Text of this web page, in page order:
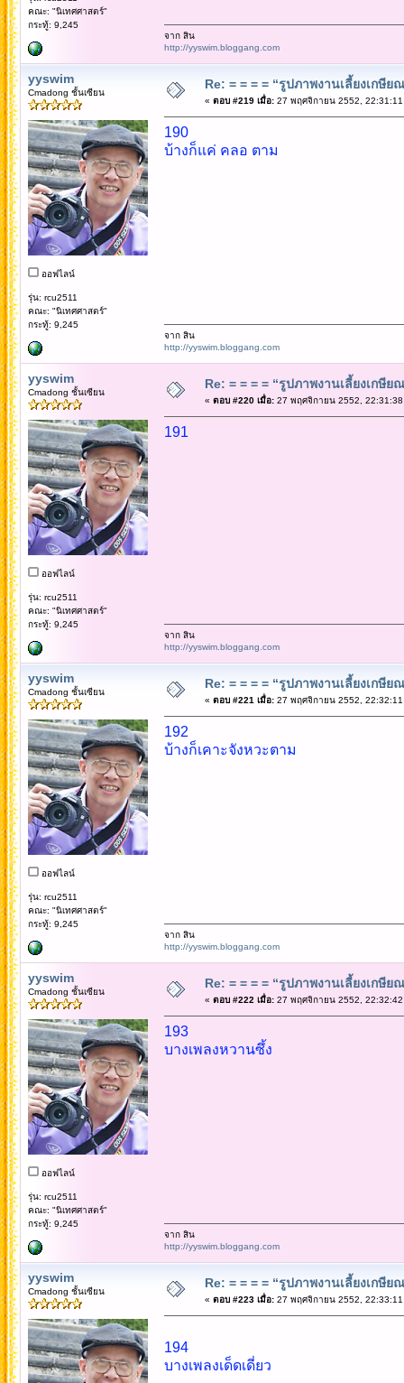
คณะ: "นิเทศศาสตร์"
กระทู้: 9,245
จาก สิน
http://yyswim.bloggang.com
yyswim
Cmadong ชั้นเซียน
ออฟไลน์
รุ่น: rcu2511
คณะ: "นิเทศศาสตร์"
กระทู้: 9,245
Re: = = = = “รูปภาพงานเลี้ยงเกษี
« ตอบ #219 เมื่อ:27 พฤศจิกายน 2552, 22:31:11
190
บ้างก็แค่ คลอ ตาม
จาก สิน
http://yyswim.bloggang.com
yyswim
Cmadong ชั้นเซียน
ออฟไลน์
รุ่น: rcu2511
คณะ: "นิเทศศาสตร์"
กระทู้: 9,245
Re: = = = = “รูปภาพงานเลี้ยงเกษี
« ตอบ #220 เมื่อ:27 พฤศจิกายน 2552, 22:31:38
191
จาก สิน
http://yyswim.bloggang.com
yyswim
Cmadong ชั้นเซียน
ออฟไลน์
รุ่น: rcu2511
คณะ: "นิเทศศาสตร์"
กระทู้: 9,245
Re: = = = = “รูปภาพงานเลี้ยงเกษี
« ตอบ #221 เมื่อ:27 พฤศจิกายน 2552, 22:32:11
192
บ้างก็เคาะจังหวะตาม
จาก สิน
http://yyswim.bloggang.com
yyswim
Cmadong ชั้นเซียน
ออฟไลน์
รุ่น: rcu2511
คณะ: "นิเทศศาสตร์"
กระทู้: 9,245
Re: = = = = “รูปภาพงานเลี้ยงเกษี
« ตอบ #222 เมื่อ:27 พฤศจิกายน 2552, 22:32:42
193
บางเพลงหวานซึ้ง
จาก สิน
http://yyswim.bloggang.com
yyswim
Cmadong ชั้นเซียน
Re: = = = = “รูปภาพงานเลี้ยงเกษี
« ตอบ #223 เมื่อ:27 พฤศจิกายน 2552, 22:33:11
194
บางเพลงเด็ดเดี่ยว